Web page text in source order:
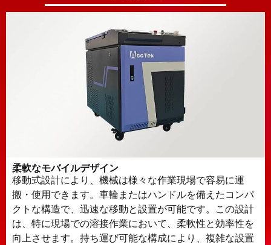
柔軟なモバイルデザイン
移動式設計により、機械は様々な作業現場で容易に運
搬・使用できます。車輪またはハンドルを備えたコンパ
クトな構造で、迅速な移動と設置が可能です。この設計
は、特に現場での溶接作業において、柔軟性と効率性を
向上させます。持ち運び可能な構成により、複雑な設置